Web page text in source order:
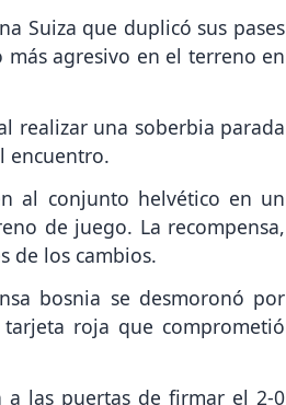
Suiza que duplicó sus pases
agresivo en el terreno en
realizar una soberbia parada
encuentro.
al conjunto helvético en un
de juego. La recompensa,
de los cambios.
bosnia se desmoronó por
roja que comprometió
a las puertas de firmar el 2-0